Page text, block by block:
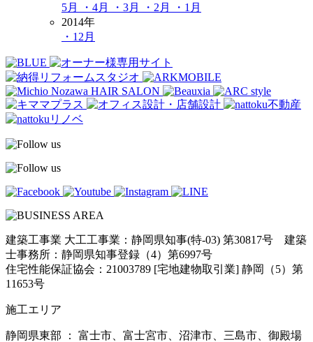
5月
・4月 ・3月 ・2月
・1月
2014年
・12月
建築工事業 大工工事業：静岡県知事(特-03) 第30817号 建築
士事務所：静岡県知事登録（4）第6997号
住宅性能保証協会：21003789 [宅地建物取引業] 静岡（5）第
11653号
施工エリア
静岡県東部 ： 富士市、富士宮市、沼津市、三島市、御殿場